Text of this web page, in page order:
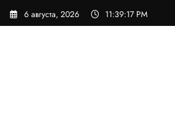
Перейти
6 августа, 2026 11:39:17 PM